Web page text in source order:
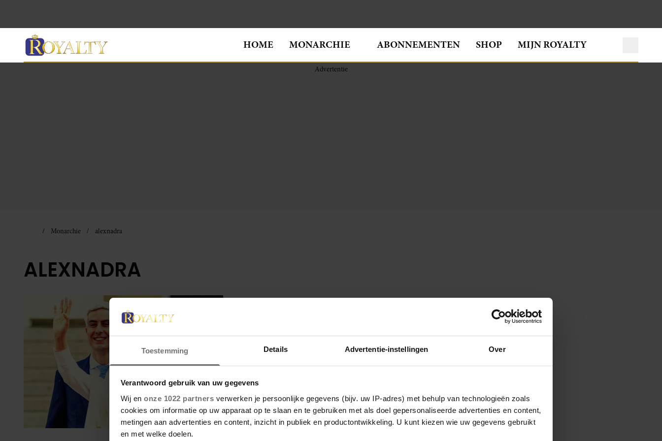
Toestemming Details Advertentie-instellingen Over
Verantwoord gebruik van uw gegevens
Wij en onze 1022 partners verwerken je persoonlijke gegevens (bijv. uw IP-adres) met behulp van technologieën zoals
cookies om informatie op uw apparaat op te slaan en te gebruiken met als doel gepersonaliseerde advertenties en content,
metingen aan advertenties en content, inzicht in publiek en productontwikkeling. U kunt kiezen wie uw gegevens gebruikt
en met welke doelen.
HOME MONARCHIE ABONNEMENTEN SHOP MIJN ROYALTY
Monarchie alexnadra
ALEXNADRA